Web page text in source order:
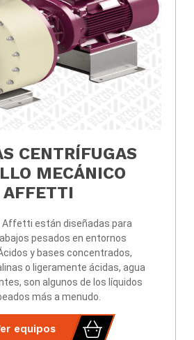
CENTRÍFUGAS
MECÁNICO
AFFETTI
Affetti están diseñadas para
pesados en entornos
y bases concentrados,
o ligeramente ácidas, agua
son algunos de los líquidos
más a menudo.
equipos